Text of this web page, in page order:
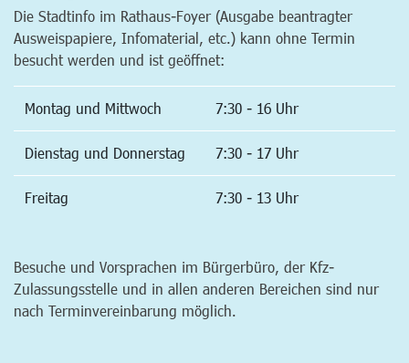
Die Stadtinfo im Rathaus-Foyer (Ausgabe beantragter
Ausweispapiere, Infomaterial, etc.) kann ohne Termin
besucht werden und ist geöffnet:
Montag und Mittwoch 7:30 - 16 Uhr
Dienstag und Donnerstag 7:30 - 17 Uhr
Freitag 7:30 - 13 Uhr
Besuche und Vorsprachen im Bürgerbüro, der Kfz-
Zulassungsstelle und in allen anderen Bereichen sind nur
nach Terminvereinbarung möglich.